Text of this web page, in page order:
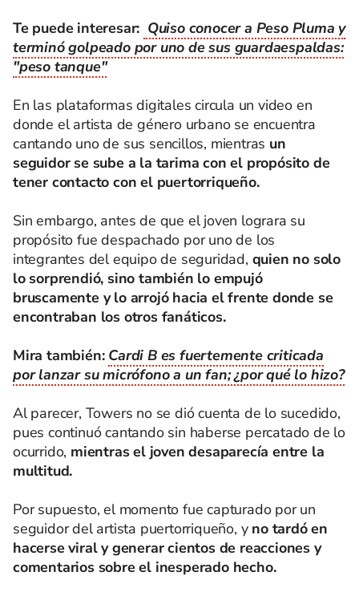
Te puede interesar: Quiso conocer a Peso Pluma y
terminó golpeado por uno de sus guardaespaldas:
"peso tanque"
En las plataformas digitales circula un video en
donde el artista de género urbano se encuentra
cantando uno de sus sencillos, mientras un
seguidor se sube a la tarima con el propósito de
tener contacto con el puertorriqueño.
Sin embargo, antes de que el joven lograra su
propósito fue despachado por uno de los
integrantes del equipo de seguridad, quien no solo
lo sorprendió, sino también lo empujó
bruscamente y lo arrojó hacia el frente donde se
encontraban los otros fanáticos.
Mira también: Cardi B es fuertemente criticada
por lanzar su micrófono a un fan; ¿por qué lo hizo?
Al parecer, Towers no se dió cuenta de lo sucedido,
pues continuó cantando sin haberse percatado de lo
ocurrido, mientras el joven desaparecía entre la
multitud.
Por supuesto, el momento fue capturado por un
seguidor del artista puertorriqueño, y no tardó en
hacerse viral y generar cientos de reacciones y
comentarios sobre el inesperado hecho.